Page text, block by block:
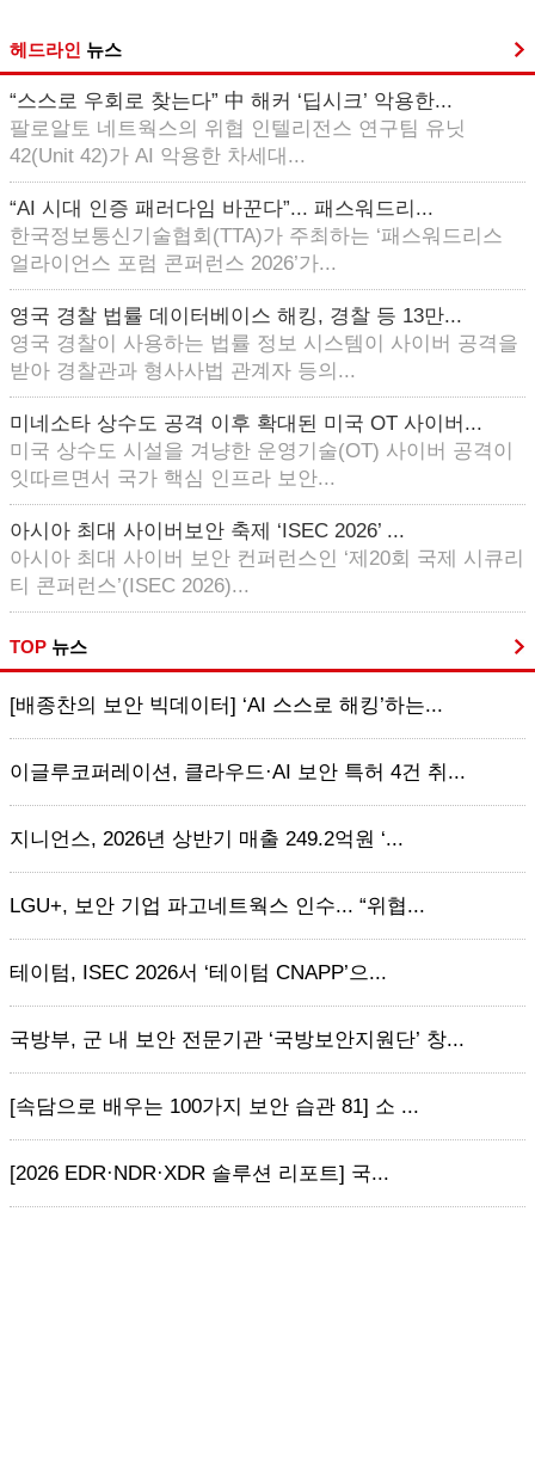
헤드라인 뉴스
“스스로 우회로 찾는다” 中 해커 ‘딥시크’ 악용한...
팔로알토 네트웍스의 위협 인텔리전스 연구팀 유닛
42(Unit 42)가 AI 악용한 차세대...
“AI 시대 인증 패러다임 바꾼다”... 패스워드리...
한국정보통신기술협회(TTA)가 주최하는 ‘패스워드리스
얼라이언스 포럼 콘퍼런스 2026’가...
영국 경찰 법률 데이터베이스 해킹, 경찰 등 13만...
영국 경찰이 사용하는 법률 정보 시스템이 사이버 공격을
받아 경찰관과 형사사법 관계자 등의...
미네소타 상수도 공격 이후 확대된 미국 OT 사이버...
미국 상수도 시설을 겨냥한 운영기술(OT) 사이버 공격이
잇따르면서 국가 핵심 인프라 보안...
아시아 최대 사이버보안 축제 ‘ISEC 2026’ ...
아시아 최대 사이버 보안 컨퍼런스인 ‘제20회 국제 시큐리
티 콘퍼런스’(ISEC 2026)...
TOP 뉴스
[배종찬의 보안 빅데이터] ‘AI 스스로 해킹’하는...
이글루코퍼레이션, 클라우드·AI 보안 특허 4건 취...
지니언스, 2026년 상반기 매출 249.2억원 ‘...
LGU+, 보안 기업 파고네트웍스 인수... “위협...
테이텀, ISEC 2026서 ‘테이텀 CNAPP’으...
국방부, 군 내 보안 전문기관 ‘국방보안지원단’ 창...
[속담으로 배우는 100가지 보안 습관 81] 소 ...
[2026 EDR·NDR·XDR 솔루션 리포트] 국...